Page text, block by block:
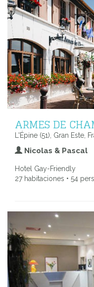
ARMES DE
L'Épine (51), Gran Este,
Nicolas & Pascal
Hotel Gay-Friendly
27 habitaciones • 54